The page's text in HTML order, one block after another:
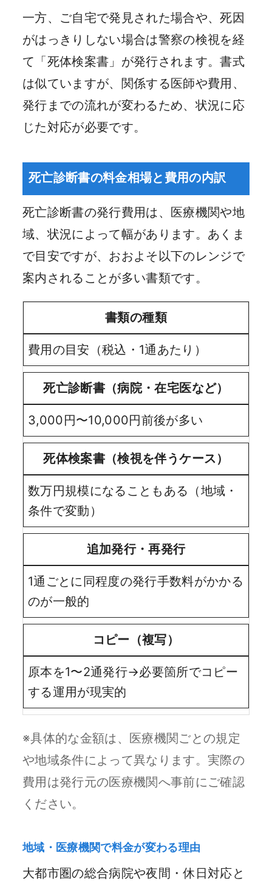
一方、ご自宅で発見された場合や、死因
がはっきりしない場合は警察の検視を経
て「死体検案書」が発行されます。書式
は似ていますが、関係する医師や費用、
発行までの流れが変わるため、状況に応
じた対応が必要です。
死亡診断書の料金相場と費用の内訳
死亡診断書の発行費用は、医療機関や地
域、状況によって幅があります。あくま
で目安ですが、おおよそ以下のレンジで
案内されることが多い書類です。
書類の種類
費用の目安（税込・1通あたり）
死亡診断書（病院・在宅医など）
3,000円〜10,000円前後が多い
死体検案書（検視を伴うケース）
数万円規模になることもある（地域・
条件で変動）
追加発行・再発行
1通ごとに同程度の発行手数料がかかる
のが一般的
コピー（複写）
原本を1〜2通発行→必要箇所でコピー
する運用が現実的
※具体的な金額は、医療機関ごとの規定
や地域条件によって異なります。実際の
費用は発行元の医療機関へ事前にご確認
ください。
地域・医療機関で料金が変わる理由
大都市圏の総合病院や夜間・休日対応と